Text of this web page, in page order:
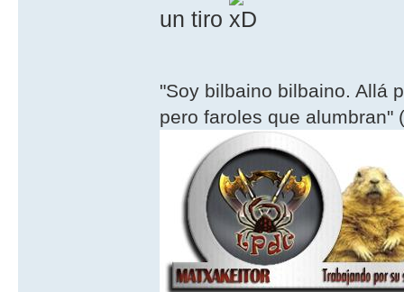
un tiro
"Soy bilbaino bilbaino. Allá
pero faroles que alumbran"